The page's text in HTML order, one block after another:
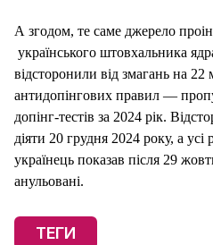
А згодом, те саме джерело
українського штовхальника
відсторонили від змагань на 22
антидопінгових правил —
допінг-тестів за 2024 рік.
діяти 20 грудня 2024 року, а усі
українець показав після 29
анульовані.
ТЕГИ